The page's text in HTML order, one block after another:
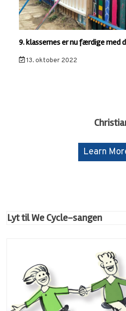
9. klassernes er nu færdige med
13. oktober 2022
Learn
Lyt til We Cycle-sangen